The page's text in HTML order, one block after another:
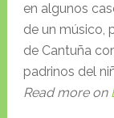
en algunos
de un músico,
de Cantuña
padrinos del
Read more on